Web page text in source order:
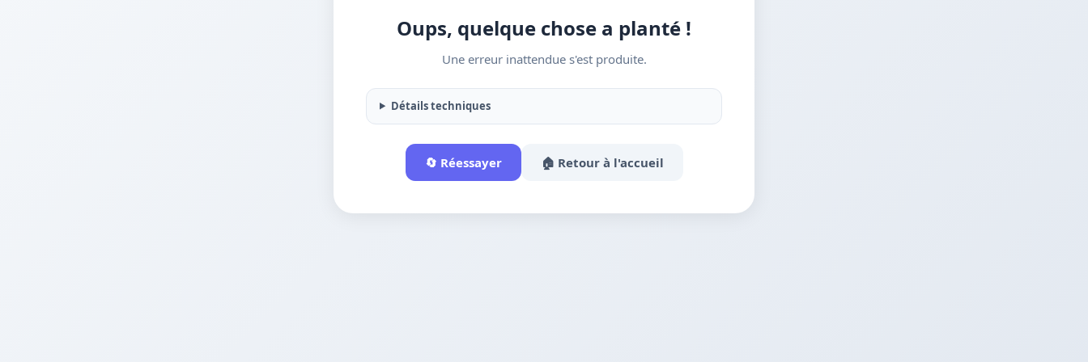
Oups, quelque chose a planté !
Une erreur inattendue s'est produite.
Détails techniques
🔄 Réessayer 🏠 Retour à l'accueil